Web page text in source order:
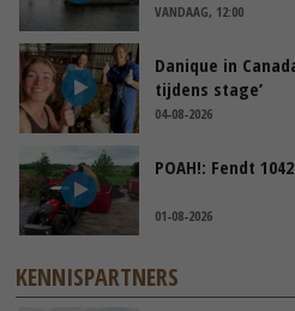
VANDAAG, 12:00
Danique in
tijdens stage’
04-08-2026
POAH!: Fendt 1042
01-08-2026
KENNISPARTNERS